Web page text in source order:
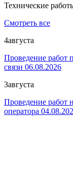
Технические
Смотреть все
4августа
Проведение работ
связи 06.08.2026
3августа
Проведение работ
оператора